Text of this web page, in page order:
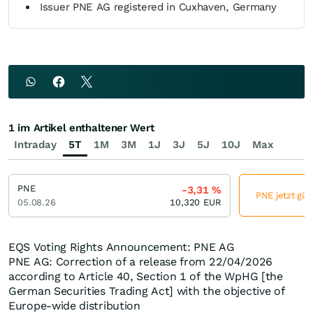
Issuer PNE AG registered in Cuxhaven, Germany
EQS Voting Rights Announcement: PNE AG
PNE AG: Correction of a release from 22/04/2026
according to Article 40, Section 1 of the WpHG [the
German Securities Trading Act] with the objective of
Europe-wide distribution
Intraday 5T 1M 3M 1J 3J 5J 10J Max
1 im Artikel enthaltener Wert
PNE
05.08.26
-3,31%
10,320 EUR
PNE jetzt